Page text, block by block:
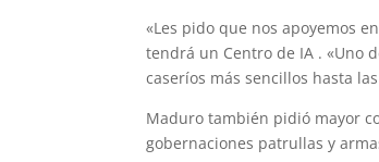
«Les pido que nos apoyemos
tendrá un Centro de IA . «Uno
caseríos más sencillos hasta
Maduro también pidió mayor
gobernaciones patrullas y